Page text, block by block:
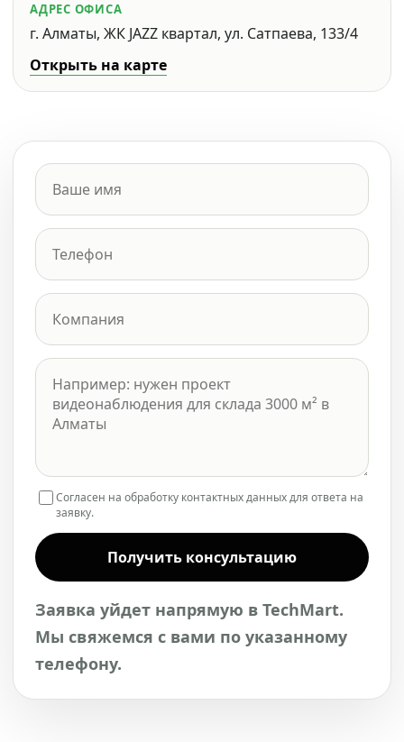
АДРЕС ОФИСА
г. Алматы, ЖК JAZZ квартал, ул. Сатпаева, 133/4
Открыть на карте
Согласен на обработку контактных данных для ответа на
заявку.
Получить консультацию
Заявка уйдет напрямую в TechMart.
Мы свяжемся с вами по указанному
телефону.